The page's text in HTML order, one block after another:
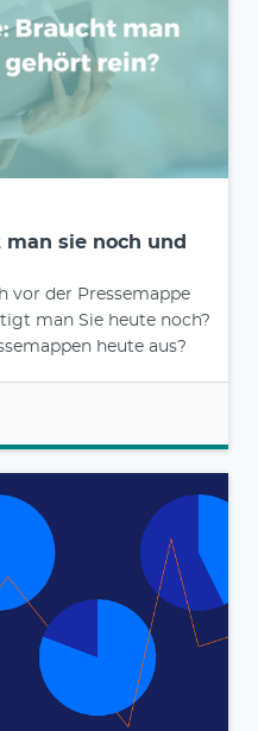
man sie noch und
vor der Pressemappe
man Sie heute noch?
heute aus?